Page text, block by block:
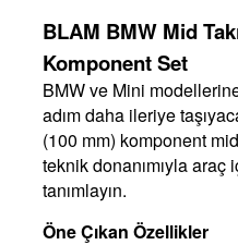
BLAM BMW Mid
Komponent Set
BMW ve Mini
adım daha ileriye
(100 mm) komponent mid
teknik donanımıyla
tanımlayın.
Öne Çıkan Özellikler